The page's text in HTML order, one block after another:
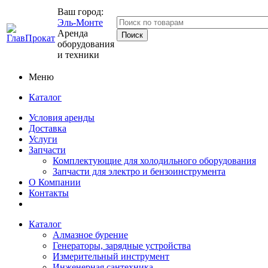
Ваш город:
Эль-Монте
Аренда
оборудования
и техники
Меню
Каталог
Условия аренды
Доставка
Услуги
Запчасти
Комплектующие для холодильного оборудования
Запчасти для электро и бензоинструмента
О Компании
Контакты
Каталог
Алмазное бурение
Генераторы, зарядные устройства
Измерительный инструмент